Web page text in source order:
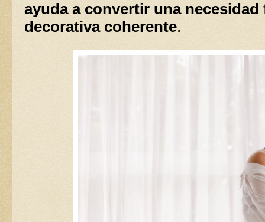
ayuda a convertir una
decorativa coherente.